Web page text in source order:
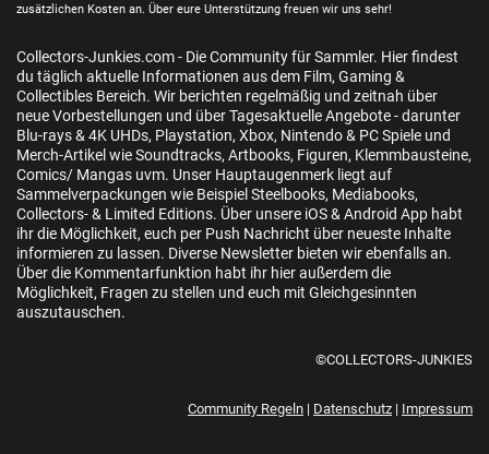
zusätzlichen Kosten an. Über eure Unterstützung freuen wir uns sehr!
Collectors-Junkies.com - Die Community für Sammler. Hier findest
du täglich aktuelle Informationen aus dem Film, Gaming &
Collectibles Bereich. Wir berichten regelmäßig und zeitnah über
neue Vorbestellungen und über Tagesaktuelle Angebote - darunter
Blu-rays & 4K UHDs, Playstation, Xbox, Nintendo & PC Spiele und
Merch-Artikel wie Soundtracks, Artbooks, Figuren, Klemmbausteine,
Comics/ Mangas uvm. Unser Hauptaugenmerk liegt auf
Sammelverpackungen wie Beispiel Steelbooks, Mediabooks,
Collectors- & Limited Editions. Über unsere iOS & Android App habt
ihr die Möglichkeit, euch per Push Nachricht über neueste Inhalte
informieren zu lassen. Diverse Newsletter bieten wir ebenfalls an.
Über die Kommentarfunktion habt ihr hier außerdem die
Möglichkeit, Fragen zu stellen und euch mit Gleichgesinnten
auszutauschen.
©COLLECTORS-JUNKIES
Community Regeln | Datenschutz | Impressum